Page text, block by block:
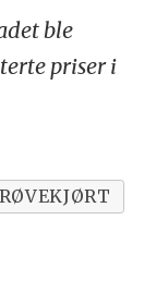
ble
priser i